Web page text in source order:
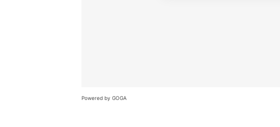
Powered by GOGA